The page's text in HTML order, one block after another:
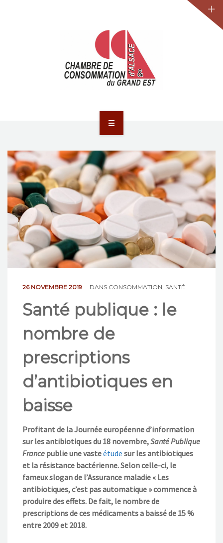
ACTUALITÉS
JURIDIQUE
LA CCA-GE
NOS ACTIONS
CONTACT
26 NOVEMBRE 2019 DANS CONSOMMATION SANTÉ
Santé publique : le
nombre de
prescriptions
d’antibiotiques en
baisse
Profitant de la Journée européenne d’information
sur les antibiotiques du 18 novembre,Santé Publique
France publie une vasteétude sur les antibiotiques
et la résistance bactérienne. Selon celle-ci, le
fameux slogan de l’Assurance maladie « Les
antibiotiques, c’est pas automatique » commence à
produire des effets. De fait, le nombre de
prescriptions de ces médicaments a baissé de 15 %
entre 2009 et 2018.